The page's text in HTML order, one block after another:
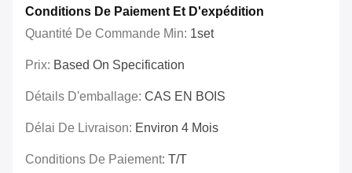
Conditions De Paiement Et D'expédition
Quantité De Commande Min: 1set
Prix: Based On Specification
Détails D'emballage: CAS EN BOIS
Délai De Livraison: Environ 4 Mois
Conditions De Paiement: T/T